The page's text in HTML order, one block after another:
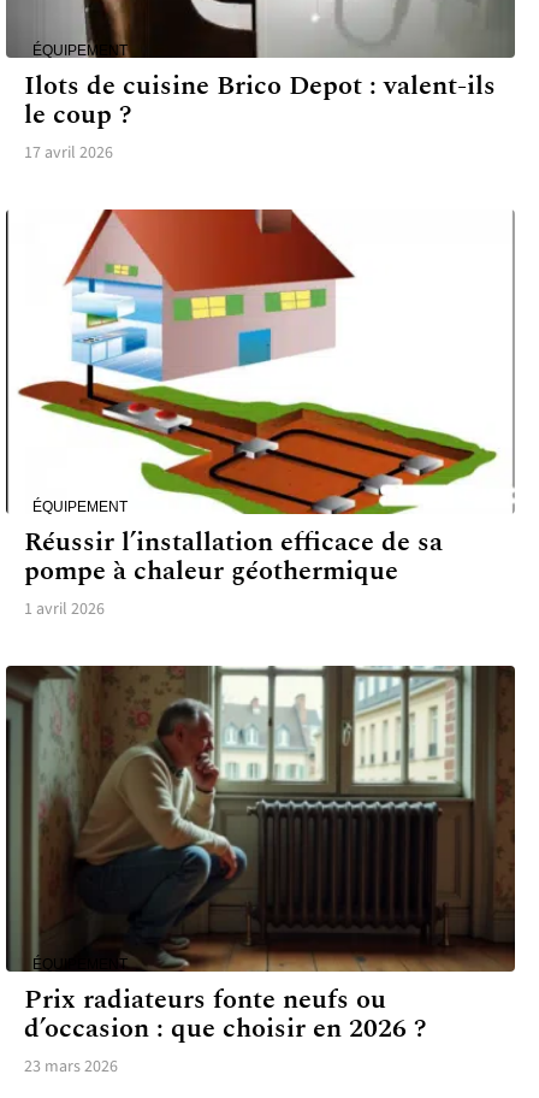
ÉQUIPEMENT
Ilots de cuisine Brico Depot : valent-ils
le coup ?
17 avril 2026
ÉQUIPEMENT
Réussir l’installation efficace de sa
pompe à chaleur géothermique
1 avril 2026
ÉQUIPEMENT
Prix radiateurs fonte neufs ou
d’occasion : que choisir en 2026 ?
23 mars 2026